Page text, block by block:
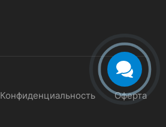
Конфиденциальность Оферта